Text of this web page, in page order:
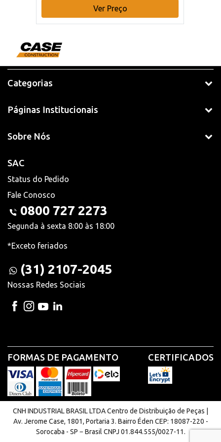
Ver Preço
Categorias
Páginas Institucionais
Sobre Nós
SAC
Status do Pedido
Fale Conosco
0800 727 2273
Segunda à sexta 8:00 às 18:00
*Exceto feriados
(31) 2107-2045
Nossas Redes Sociais
FORMAS DE PAGAMENTO CERTIFICADOS
CNH INDUSTRIAL BRASIL LTDA Centro de Distribuição de Peças |
Av. Jerome Case, 1801, Portaria 3. Bairro Éden CEP: 18087-220 -
Sorocaba - SP − Brasil CNPJ 01.844.555/0027-11.